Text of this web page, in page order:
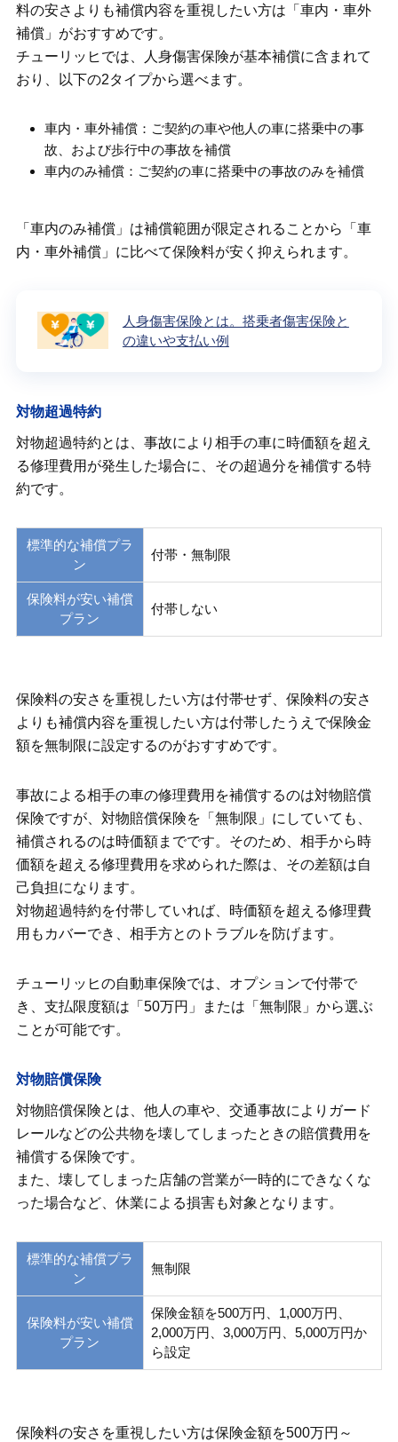
料の安さよりも補償内容を重視したい方は「車内・車外
補償」がおすすめです。
チューリッヒでは、人身傷害保険が基本補償に含まれて
おり、以下の2タイプから選べます。
車内・車外補償：ご契約の車や他人の車に搭乗中の事
故、および歩行中の事故を補償
車内のみ補償：ご契約の車に搭乗中の事故のみを補償
「車内のみ補償」は補償範囲が限定されることから「車
内・車外補償」に比べて保険料が安く抑えられます。
人身傷害保険とは。搭乗者傷害保険と
の違いや支払い例
対物超過特約
対物超過特約とは、事故により相手の車に時価額を超え
る修理費用が発生した場合に、その超過分を補償する特
約です。
標準的な補償プラ
ン
付帯・無制限
保険料が安い補償
プラン
付帯しない
保険料の安さを重視したい方は付帯せず、保険料の安さ
よりも補償内容を重視したい方は付帯したうえで保険金
額を無制限に設定するのがおすすめです。
事故による相手の車の修理費用を補償するのは対物賠償
保険ですが、対物賠償保険を「無制限」にしていても、
補償されるのは時価額までです。そのため、相手から時
価額を超える修理費用を求められた際は、その差額は自
己負担になります。
対物超過特約を付帯していれば、時価額を超える修理費
用もカバーでき、相手方とのトラブルを防げます。
チューリッヒの自動車保険では、オプションで付帯で
き、支払限度額は「50万円」または「無制限」から選ぶ
ことが可能です。
対物賠償保険
対物賠償保険とは、他人の車や、交通事故によりガード
レールなどの公共物を壊してしまったときの賠償費用を
補償する保険です。
また、壊してしまった店舗の営業が一時的にできなくな
った場合など、休業による損害も対象となります。
標準的な補償プラ
ン
無制限
保険料が安い補償
プラン
保険金額を500万円、1,000万円、
2,000万円、3,000万円、5,000万円か
ら設定
保険料の安さを重視したい方は保険金額を500万円～